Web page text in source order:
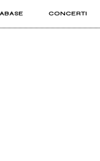
CONCERTI
PRO